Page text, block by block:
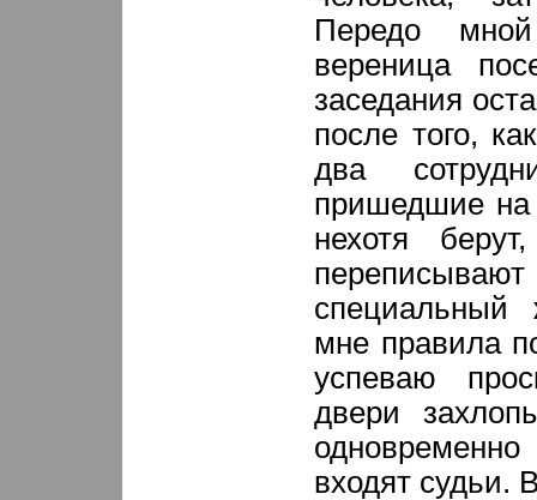
Передо
вереница
заседания
после того,
два
пришедшие на
нехотя
специальный
мне правила
успеваю
двери
входят судьи.